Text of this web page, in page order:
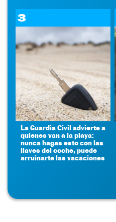
3
La Guardia Civil advierte a
quienes van a la playa:
nunca hagas esto con las
llaves del coche, puede
arruinarte las vacaciones